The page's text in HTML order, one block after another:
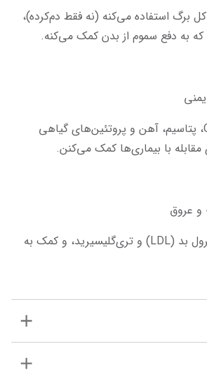
که به دفع سموم از بدن کمک می‌کنه.
بیماری‌ها کمک می‌کنن.